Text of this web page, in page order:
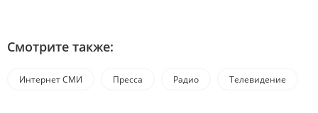
Смотрите также:
Интернет СМИ Пресса Радио Телевидение